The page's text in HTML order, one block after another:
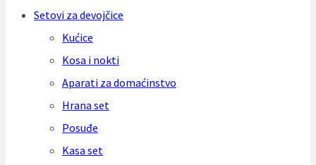
Setovi za devojčice
Kućice
Kosa i nokti
Aparati za domaćinstvo
Hrana set
Posuđe
Kasa set